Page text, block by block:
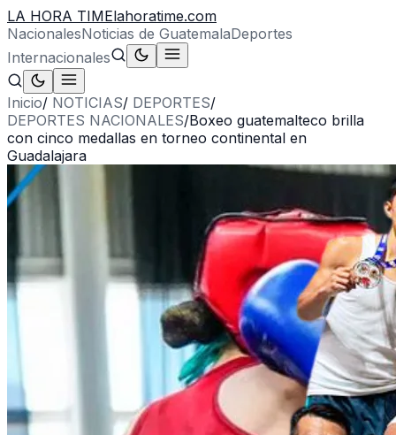
LA HORA TIMElahoratime.com
NacionalesNoticias de GuatemalaDeportes
Internacionales
Inicio/ NOTICIAS/ DEPORTES/
DEPORTES NACIONALES/Boxeo guatemalteco brilla
con cinco medallas en torneo continental en
Guadalajara